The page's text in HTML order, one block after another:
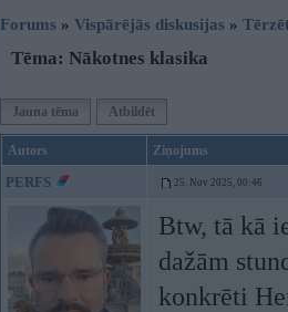
Forums » Vispārējās diskusijas »
Tēma: Nākotnes klasika
Jauna tēma Atbildēt
Autors Ziņojums
PERFS 25. Nov 2025, 00:46
Btw, tā kā
dažām
konkrēti